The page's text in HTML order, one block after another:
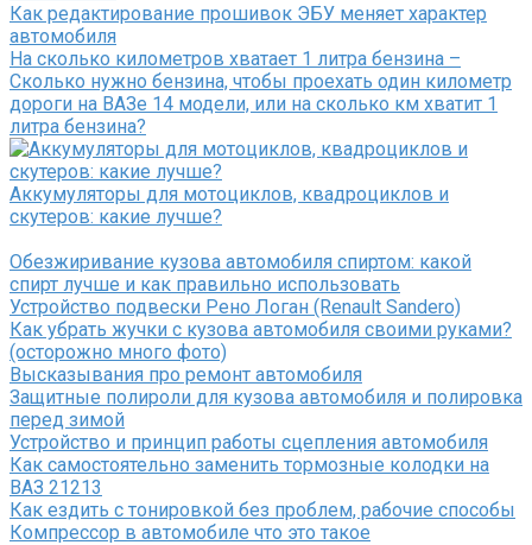
Как редактирование прошивок ЭБУ меняет характер
автомобиля
На сколько километров хватает 1 литра бензина –
Сколько нужно бензина, чтобы проехать один километр
дороги на ВАЗе 14 модели, или на сколько км хватит 1
литра бензина?
Аккумуляторы для мотоциклов, квадроциклов и
скутеров: какие лучше?
Обезжиривание кузова автомобиля спиртом: какой
спирт лучше и как правильно использовать
Устройство подвески Рено Логан (Renault Sandero)
Как убрать жучки с кузова автомобиля своими руками?
(осторожно много фото)
Высказывания про ремонт автомобиля
Защитные полироли для кузова автомобиля и полировка
перед зимой
Устройство и принцип работы сцепления автомобиля
Как самостоятельно заменить тормозные колодки на
ВАЗ 21213
Как ездить с тонировкой без проблем, рабочие способы
Компрессор в автомобиле что это такое